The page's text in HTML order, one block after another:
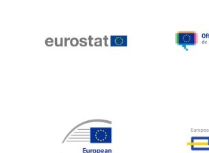
Klaus Regling
Lars Heikensten
Laura Kovesi